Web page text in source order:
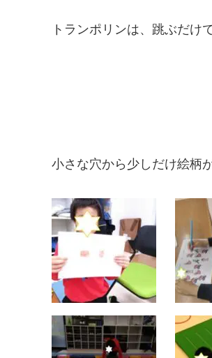
トランポリンは、跳ぶだけ
小さな穴から少しだけ絵柄